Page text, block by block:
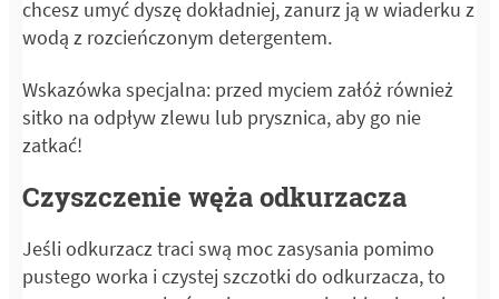
chcesz umyć dyszę dokładniej, zanurz ją w wiaderku z
wodą z rozcieńczonym detergentem.
Wskazówka specjalna: przed myciem załóż również
sitko na odpływ zlewu lub prysznica, aby go nie
zatkać!
Czyszczenie węża odkurzacza
Jeśli odkurzacz traci swą moc zasysania pomimo
pustego worka i czystej szczotki do odkurzacza, to